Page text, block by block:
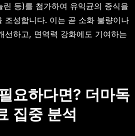
등)를 첨가하여 유익균의 증식을
조성합니다. 이는 곧 소화 불량이나
선하고, 면역력 강화에도 기여하는
요하다면? 더마독
집중 분석